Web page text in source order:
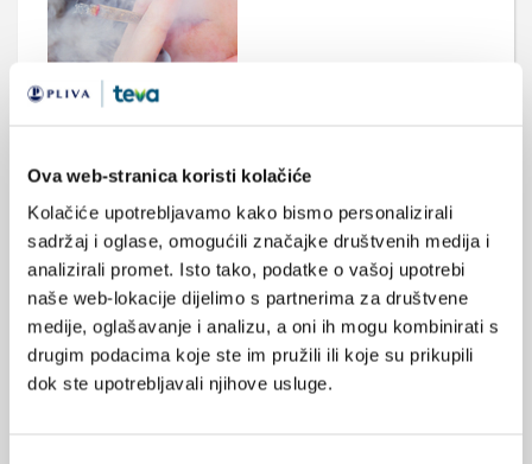
Ova web-stranica koristi kolačiće
Kolačiće upotrebljavamo kako bismo personalizirali
sadržaj i oglase, omogućili značajke društvenih medija i
analizirali promet. Isto tako, podatke o vašoj upotrebi
naše web-lokacije dijelimo s partnerima za društvene
medije, oglašavanje i analizu, a oni ih mogu kombinirati s
drugim podacima koje ste im pružili ili koje su prikupili
dok ste upotrebljavali njihove usluge.
Mladi muškarci i kanabisa - veći rizik od
rizik od razvoja shizofrenije
Specifičnosti liječenja psihoze u Psihijatrijskoj